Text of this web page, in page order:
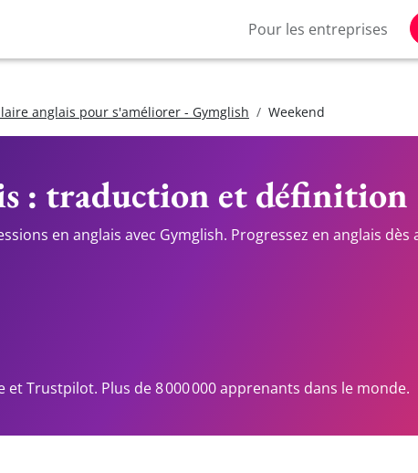
Pour les entreprises
anglais pour s'améliorer - Gymglish Weekend
: traduction et définition
en anglais avec Gymglish. Progressez en anglais
et Trustpilot. Plus de 8 000 000 apprenants dans le monde.